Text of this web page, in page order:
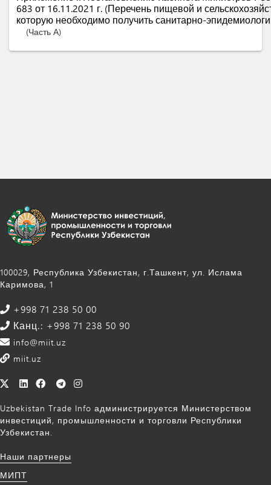
683 от 16.11.2021 г. (Перечень пищевой и
которую необходимо получить санитарно-
(Часть А)
100029, Республика Узбекистан, г.Ташкент, ул. Ислама
Каримова, 1
+998 71 238 50 00
Канц.: +998 71 238 50 90
info@miit.uz
miit.uz
Uzbekistan Trade Info администрируется Министерством
инвестиций, промышленности и торговли Республики
Узбекистан.
Наши партнеры
МИПТ